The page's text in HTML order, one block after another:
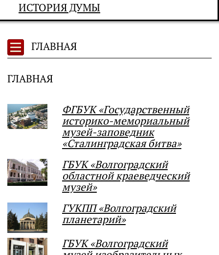
ИСТОРИЯ ДУМЫ
ГЛАВНАЯ
ГЛАВНАЯ
ФГБУК «Государственный
историко-мемориальный
музей-заповедник
«Сталинградская битва»
ГБУК «Волгоградский
областной краеведческий
музей»
ГУКПП «Волгоградский
планетарий»
ГБУК «Волгоградский